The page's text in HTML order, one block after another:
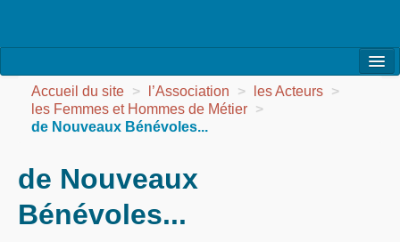
l’Association
la Vie de l’Association
Accueil du site > l’Association > les Acteurs >
les Femmes et Hommes de Métier >
de Nouveaux Bénévoles...
de Nouveaux
Bénévoles...